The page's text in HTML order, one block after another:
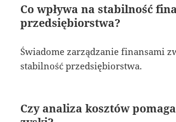
Co wpływa na stabilność
przedsiębiorstwa?
Świadome zarządzanie finansami
stabilność przedsiębiorstwa.
Czy analiza kosztów